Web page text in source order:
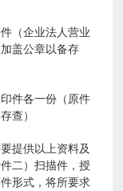
（企业法人营业
盖公章以备存
件各一份（原件
查）
提供以上资料及
二）扫描件，授
形式，将所要求